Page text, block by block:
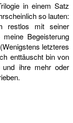
in einem Satz
so lauten:
restlos mit seiner
Begeisterung
letzteres
enttäuscht bin von
ihre mehr oder